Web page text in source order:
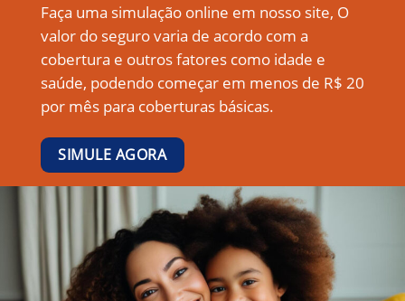
Faça uma simulação online em nosso site, O
valor do seguro varia de acordo com a
cobertura e outros fatores como idade e
saúde, podendo começar em menos de R$ 20
por mês para coberturas básicas.
SIMULE AGORA